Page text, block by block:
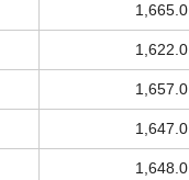
1,665.0
1,622.0
1,657.0
1,647.0
1,648.0